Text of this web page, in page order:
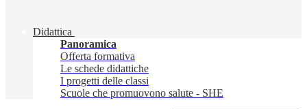
Didattica
Panoramica
Offerta formativa
Le schede didattiche
I progetti delle classi
Scuole che promuovono salute - SHE